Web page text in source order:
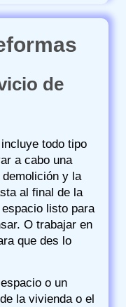
de
todo tipo
a cabo una
y la
al final de la
listo para
O trabajar en
que des lo
o un
la vivienda o el